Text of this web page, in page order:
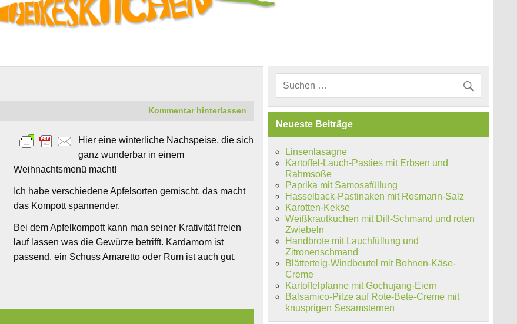
Kommentar hinterlassen
Hier eine winterliche Nachspeise, die sich
ganz wunderbar in einem
Weihnachtsmenü macht!
Ich habe verschiedene Apfelsorten gemischt, das macht
das Kompott spannender.
Bei dem Apfelkompott kann man seiner Krativität freien
lauf lassen was die Gewürze betrifft. Kardamom ist
passend, ein Schuss Amaretto oder Rum ist auch gut.
Neueste Beiträge
Linsenlasagne
Kartoffel-Lauch-Pasties mit Erbsen und
Rahmsoße
Paprika mit Samosafüllung
Hasselback-Pastinaken mit Rosmarin-Salz
Karotten-Kekse
Weißkrautkuchen mit Dill-Schmand und roten
Zwiebeln
Handbrote mit Lauchfüllung und
Zitronenschmand
Blätterteig-Windbeutel mit Bohnen-Käse-
Creme
Kartoffelpfanne mit Gochujang-Eiern
Balsamico-Pilze auf Rote-Bete-Creme mit
knusprigen Sesamsternen